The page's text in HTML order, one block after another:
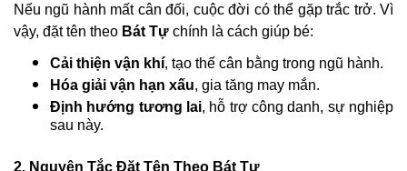
Nếu ngũ hành mất cân đối, cuộc đời có thể gặp trắc trở. Vì
vậy, đặt tên theo Bát Tự chính là cách giúp bé:
Cải thiện vận khí, tạo thế cân bằng trong ngũ hành.
Hóa giải vận hạn xấu, gia tăng may mắn.
Định hướng tương lai, hỗ trợ công danh, sự nghiệp
sau này.
2. Nguyên Tắc Đặt Tên Theo Bát Tự